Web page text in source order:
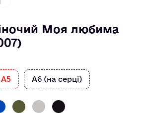
Моя любима
А5 А6 (на серці)